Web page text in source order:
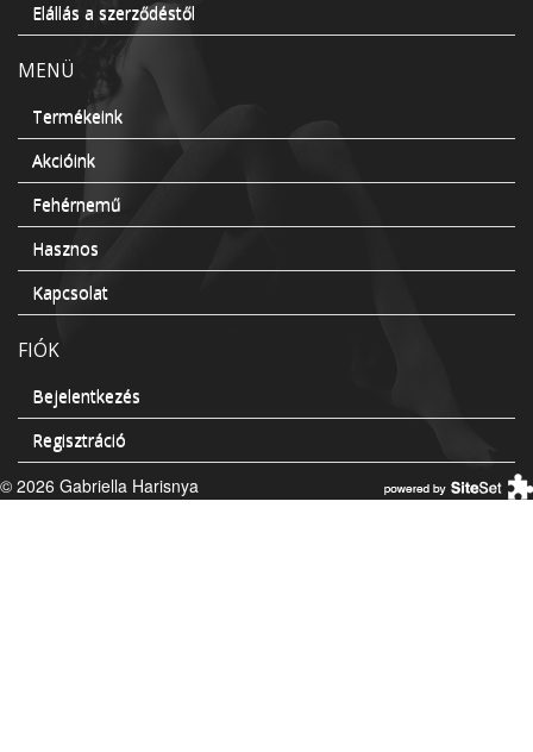
Elállás a szerződéstől
MENÜ
Termékeink
Akcióink
Fehérnemű
Hasznos
Kapcsolat
FIÓK
Bejelentkezés
Regisztráció
© 2026 Gabriella Harisnya